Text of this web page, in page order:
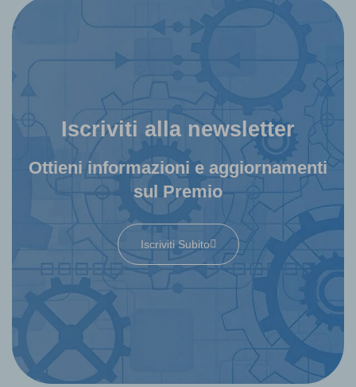
Iscriviti alla newsletter
Ottieni informazioni e aggiornamenti
sul Premio
Iscriviti Subito